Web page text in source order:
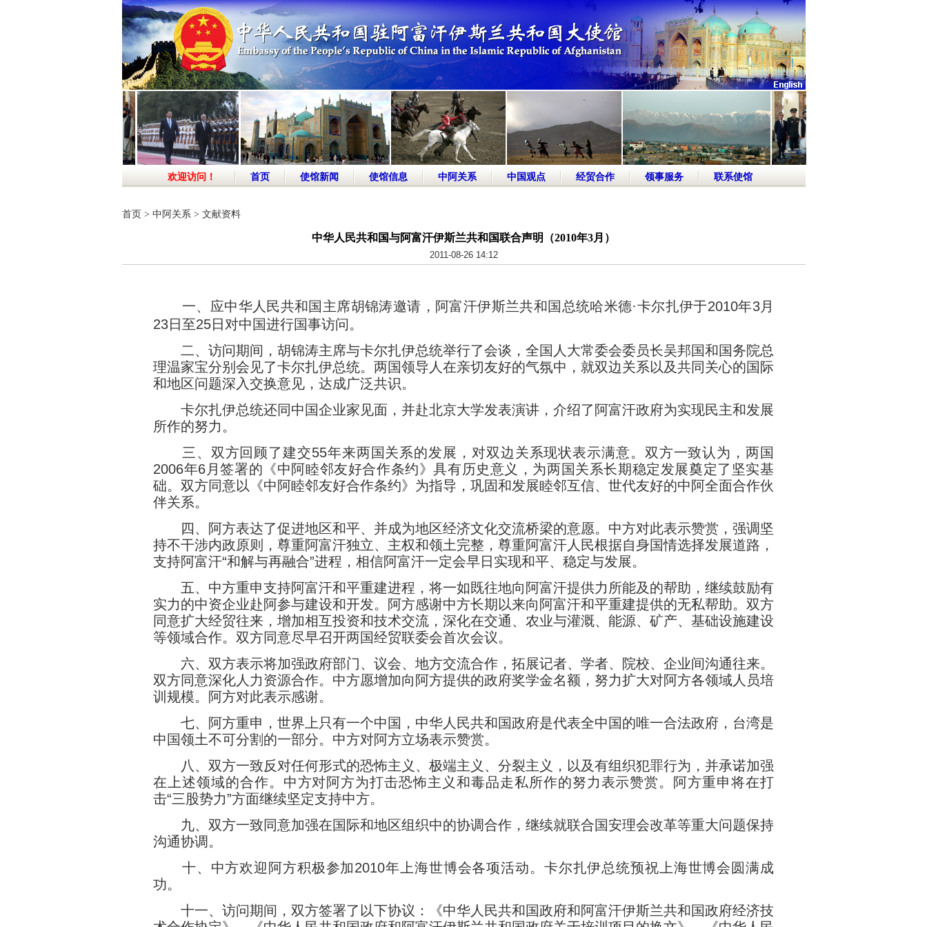
欢迎访问！ 首页 使馆新闻 使馆信息 中阿关系 中国观点 经贸合作 领事服务 联系使馆
首页 > 中阿关系> 文献资料
中华人民共和国与阿富汗伊斯兰共和国联合声明（2010年3月）
2011-08-26 14:12
一、应中华人民共和国主席胡锦涛邀请，阿富汗伊斯兰共和国总统哈米德·卡尔扎伊于2010年3月
23日至25日对中国进行国事访问。
二、访问期间，胡锦涛主席与卡尔扎伊总统举行了会谈，全国人大常委会委员长吴邦国和国务院总
理温家宝分别会见了卡尔扎伊总统。两国领导人在亲切友好的气氛中，就双边关系以及共同关心的国际
和地区问题深入交换意见，达成广泛共识。
卡尔扎伊总统还同中国企业家见面，并赴北京大学发表演讲，介绍了阿富汗政府为实现民主和发展
所作的努力。
三、双方回顾了建交55年来两国关系的发展，对双边关系现状表示满意。双方一致认为，两国
2006年6月签署的《中阿睦邻友好合作条约》具有历史意义，为两国关系长期稳定发展奠定了坚实基
础。双方同意以《中阿睦邻友好合作条约》为指导，巩固和发展睦邻互信、世代友好的中阿全面合作伙
伴关系。
四、阿方表达了促进地区和平、并成为地区经济文化交流桥梁的意愿。中方对此表示赞赏，强调坚
持不干涉内政原则，尊重阿富汗独立、主权和领土完整，尊重阿富汗人民根据自身国情选择发展道路，
支持阿富汗“和解与再融合”进程，相信阿富汗一定会早日实现和平、稳定与发展。
五、中方重申支持阿富汗和平重建进程，将一如既往地向阿富汗提供力所能及的帮助，继续鼓励有
实力的中资企业赴阿参与建设和开发。阿方感谢中方长期以来向阿富汗和平重建提供的无私帮助。双方
同意扩大经贸往来，增加相互投资和技术交流，深化在交通、农业与灌溉、能源、矿产、基础设施建设
等领域合作。双方同意尽早召开两国经贸联委会首次会议。
六、双方表示将加强政府部门、议会、地方交流合作，拓展记者、学者、院校、企业间沟通往来。
双方同意深化人力资源合作。中方愿增加向阿方提供的政府奖学金名额，努力扩大对阿方各领域人员培
训规模。阿方对此表示感谢。
七、阿方重申，世界上只有一个中国，中华人民共和国政府是代表全中国的唯一合法政府，台湾是
中国领土不可分割的一部分。中方对阿方立场表示赞赏。
八、双方一致反对任何形式的恐怖主义、极端主义、分裂主义，以及有组织犯罪行为，并承诺加强
在上述领域的合作。中方对阿方为打击恐怖主义和毒品走私所作的努力表示赞赏。阿方重申将在打
击“三股势力”方面继续坚定支持中方。
九、双方一致同意加强在国际和地区组织中的协调合作，继续就联合国安理会改革等重大问题保持
沟通协调。
十、中方欢迎阿方积极参加2010年上海世博会各项活动。卡尔扎伊总统预祝上海世博会圆满成
功。
十一、访问期间，双方签署了以下协议：《中华人民共和国政府和阿富汗伊斯兰共和国政府经济技